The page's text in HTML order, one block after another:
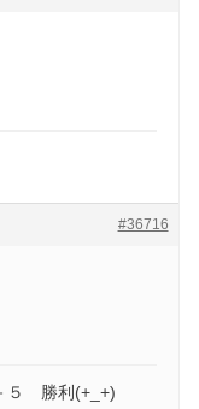
#36716
５ 勝利(+_+)